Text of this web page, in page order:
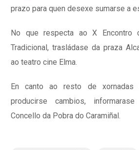
prazo para quen desexe sumarse a
No que respecta ao X Encontro
Tradicional, trasládase da praza
ao teatro cine Elma.
En canto ao resto de xornadas
producirse cambios,
Concello da Pobra do Caramiñal.